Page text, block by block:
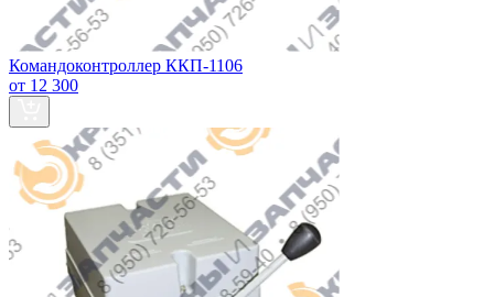
Командоконтроллер ККП-1106
от 12 300